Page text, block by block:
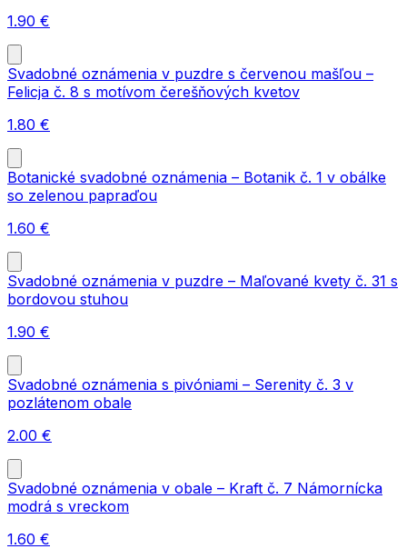
1.90 €
Svadobné oznámenia v puzdre s červenou mašľou –
Felicja č. 8 s motívom čerešňových kvetov
1.80 €
Botanické svadobné oznámenia – Botanik č. 1 v obálke
so zelenou papraďou
1.60 €
Svadobné oznámenia v puzdre – Maľované kvety č. 31 s
bordovou stuhou
1.90 €
Svadobné oznámenia s pivóniami – Serenity č. 3 v
pozlátenom obale
2.00 €
Svadobné oznámenia v obale – Kraft č. 7 Námornícka
modrá s vreckom
1.60 €